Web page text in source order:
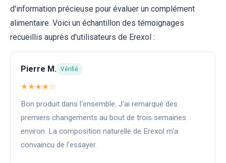
d'information précieuse pour évaluer un complément
alimentaire. Voici un échantillon des témoignages
recueillis auprès d'utilisateurs de Erexol :
Pierre M. Vérifié
★★★★☆
Bon produit dans l'ensemble. J'ai remarqué des
premiers changements au bout de trois semaines
environ. La composition naturelle de Erexol m'a
convaincu de l'essayer.